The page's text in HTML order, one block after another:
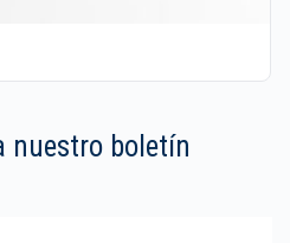
nuestro boletín